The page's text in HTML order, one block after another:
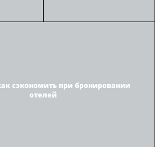
сэкономить при бронировании
отелей